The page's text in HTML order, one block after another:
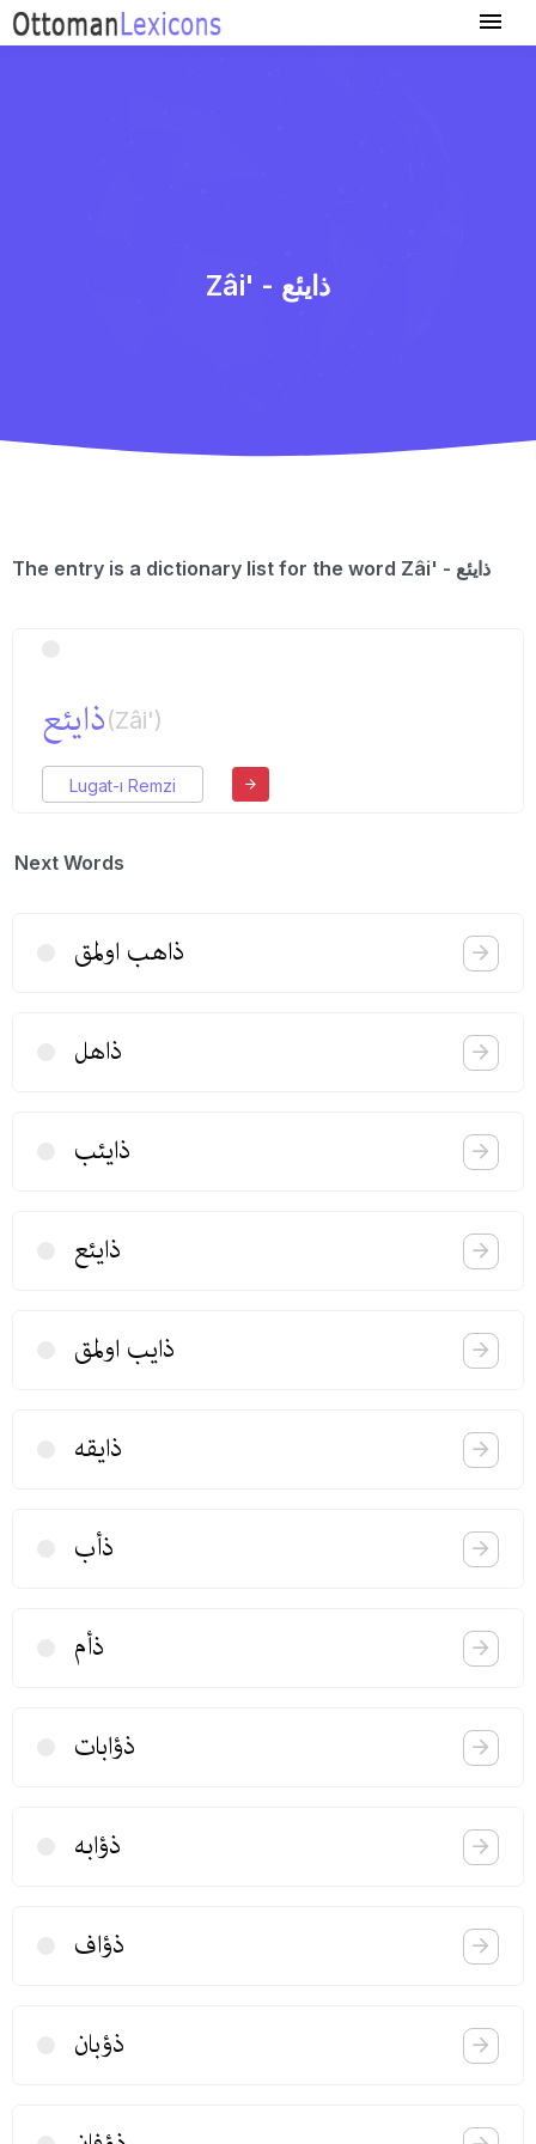
Zâi' - ذایئع
The entry is a dictionary list for the word Zâi' - ذایئع
ذایئع(Zâi')
Lugat-ı Remzi
Next Words
ذاهب اولمق
ذاهل
ذایئب
ذایئع
ذایب اولمق
ذایقه
ذأب
ذأم
ذؤابات
ذؤابه
ذؤاف
ذؤبان